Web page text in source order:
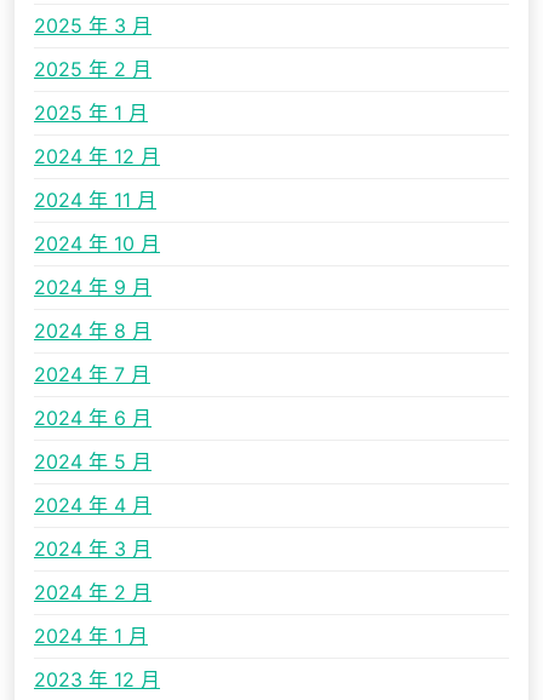
2025 年 3 月
2025 年 2 月
2025 年 1 月
2024 年 12 月
2024 年 11 月
2024 年 10 月
2024 年 9 月
2024 年 8 月
2024 年 7 月
2024 年 6 月
2024 年 5 月
2024 年 4 月
2024 年 3 月
2024 年 2 月
2024 年 1 月
2023 年 12 月